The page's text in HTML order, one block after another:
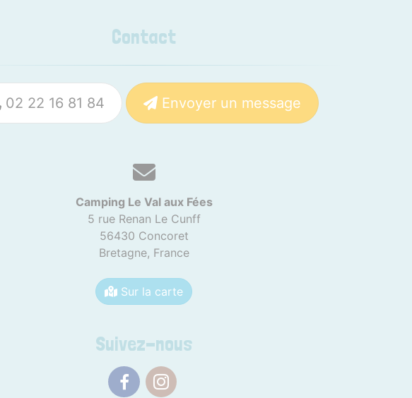
Contact
02 22 16 81 84 Envoyer un message
Camping Le Val aux Fées
5 rue Renan Le Cunff
56430 Concoret
Bretagne, France
Sur la carte
Suivez-nous